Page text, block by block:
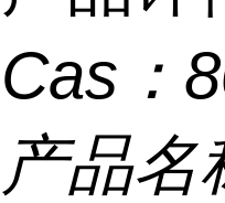
Cas：
产品名